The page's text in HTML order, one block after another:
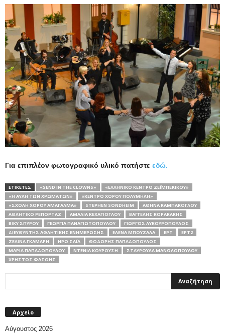
Για επιπλέον φωτογραφικό υλικό πατήστε εδώ.
ΕΤΙΚΕΤΕΣ «SEND IN THE CLOWNS»
«ΕΛΛΗΝΙΚΌ ΚΈΝΤΡΟ ΖΕΪΜΠΈΚΙΚΟΥ»
«Η ΑΥΛΉ ΤΩΝ ΧΡΩΜΆΤΩΝ»
«ΚΈΝΤΡΟ ΧΟΡΟΎ ΠΟΛΥΜΉΛΗ»
«ΣΧΟΛΉ ΧΟΡΟΎ ΑΜΆΓΑΛΜΑ»
STEPHEN SONDHEIM
ΑΘΗΝΆ ΚΑΜΠΆΚΟΓΛΟΥ
ΑΘΛΗΤΙΚΌ ΡΕΠΟΡΤΆΖ
ΑΜΑΛΊΑ ΚΕΧΑΓΙΌΓΛΟΥ
ΒΑΓΓΈΛΗΣ ΚΟΡΑΚΆΚΗΣ
ΒΊΚΥ ΣΠΎΡΟΥ
ΓΕΩΡΓΊΑ ΠΑΝΑΓΙΩΤΟΠΟΎΛΟΥ
ΓΙΏΡΓΟΣ ΛΥΚΟΥΡΌΠΟΥΛΟΣ
ΔΙΕΥΘΥΝΤΉΣ ΑΘΛΗΤΙΚΉΣ ΕΝΗΜΈΡΩΣΗΣ
ΈΛΕΝΑ ΜΠΟΥΖΑΛΆ ΕΡΤ
ΕΡΤ2
ΖΕΛΊΝΑ ΓΚΆΜΑΡΗ
ΗΡΏ ΣΑΪ́Α
ΘΟΔΩΡΉΣ ΠΑΠΑΔΌΠΟΥΛΟΣ
ΜΑΡΊΑ ΠΑΠΑΔΟΠΟΎΛΟΥ
ΝΤΈΝΙΑ ΚΟΥΡΟΎΣΗ
ΣΤΑΥΡΟΎΛΑ ΜΑΝΩΛΟΠΟΎΛΟΥ
ΧΡΉΣΤΟΣ ΦΑΣΌΗΣ
Αρχείο
Αύγουστος 2026